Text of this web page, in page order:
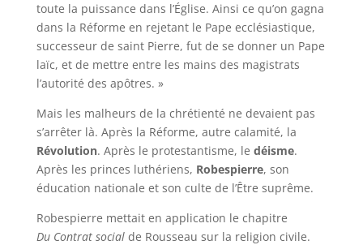
toute la puissance dans l’Église. Ainsi ce qu’on gagna
dans la Réforme en rejetant le Pape ecclésiastique,
successeur de saint Pierre, fut de se donner un Pape
laïc, et de mettre entre les mains des magistrats
l’autorité des apôtres. »
Mais les malheurs de la chrétienté ne devaient pas
s’arrêter là. Après la Réforme, autre calamité, la
Révolution. Après le protestantisme, le déisme.
Après les princes luthériens, Robespierre, son
éducation nationale et son culte de l’Être suprême.
Robespierre mettait en application le chapitre
Du Contrat social de Rousseau sur la religion civile.